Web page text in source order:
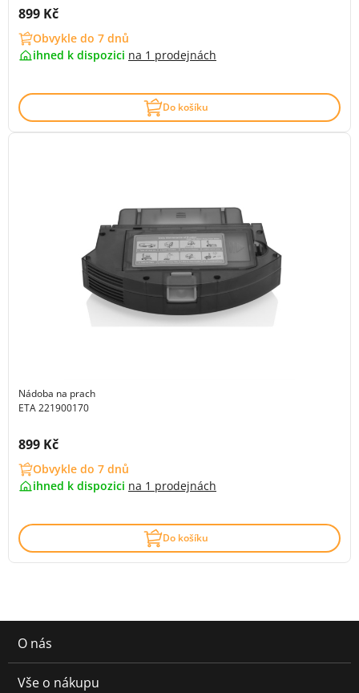
Cena s DPH:
899 Kč
Obvykle do 7 dnů
ihned k dispozici na 1 prodejnách
Do košíku
Nádoba na prach
ETA 221900170
Cena s DPH:
899 Kč
Obvykle do 7 dnů
ihned k dispozici na 1 prodejnách
Do košíku
O nás
Vše o nákupu